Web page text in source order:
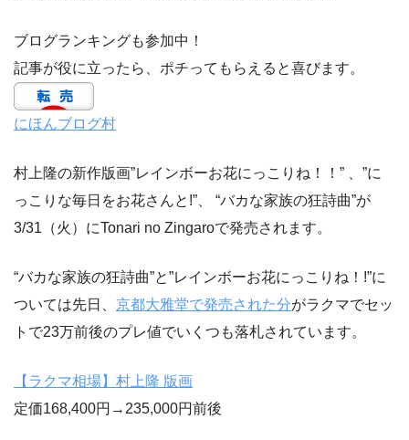
ブログランキングも参加中！
記事が役に立ったら、ポチってもらえると喜びます。
にほんブログ村
村上隆の新作版画”レインボーお花にっこりね！！” 、”に
っこりな毎日をお花さんと!”、 “バカな家族の狂詩曲”が
3/31（火）にTonari no Zingaroで発売されます。
“バカな家族の狂詩曲”と”レインボーお花にっこりね！!”に
ついては先日、 京都大雅堂で発売された分がラクマでセッ
トで23万前後のプレ値でいくつも落札されています。
【ラクマ相場】村上隆 版画
定価168,400円→235,000円前後